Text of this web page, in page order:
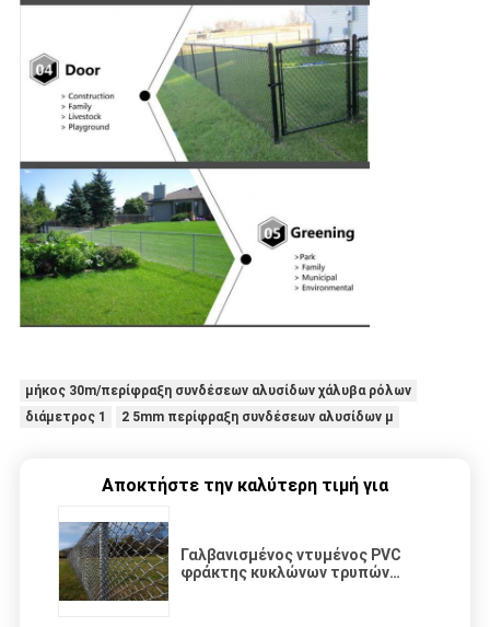
μήκος 30m/περίφραξη συνδέσεων αλυσίδων χάλυβα ρόλων
διάμετρος 1
2 5mm περίφραξη συνδέσεων αλυσίδων μ
Αποκτήστε την καλύτερη τιμή για
Γαλβανισμένος ντυμένος PVC
φράκτης κυκλώνων τρυπών